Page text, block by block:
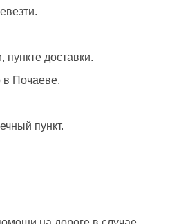
доставки.
в Почаеве.
пункт.